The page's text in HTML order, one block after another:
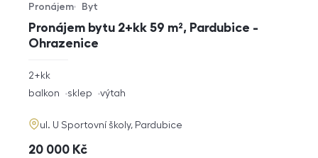
Pronájem bytu 2+kk 59 m², Pardubice -
Ohrazenice
Typ nabídky
Pronájem
Typ nemovitosti
Byt
rozměry
dispozice
2+kk
funkce
balkon sklep výtah
adresa
ul. U Sportovní školy, Pardubice
cena
20 000 Kč